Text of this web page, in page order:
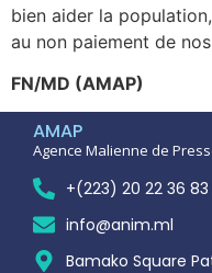
bien aider la
au non paiement de
FN/MD (AMAP)
AMAP
Agence Malienne de
+(223) 20 22 36 83
info@anim.ml
Bamako Square